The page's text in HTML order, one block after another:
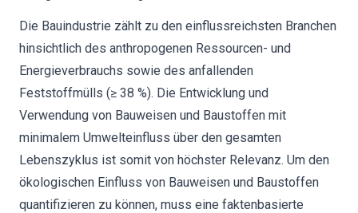
Die Bauindustrie zählt zu den einflussreichsten Branchen
hinsichtlich des anthropogenen Ressourcen- und
Energieverbrauchs sowie des anfallenden
Feststoffmülls (≥ 38 %). Die Entwicklung und
Verwendung von Bauweisen und Baustoffen mit
minimalem Umwelteinfluss über den gesamten
Lebenszyklus ist somit von höchster Relevanz. Um den
ökologischen Einfluss von Bauweisen und Baustoffen
quantifizieren zu können, muss eine faktenbasierte